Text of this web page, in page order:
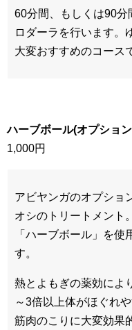
60分間、もしくは90分
ロダーラを行います。
大変おすすめのコース
ハーブボール(オプショ
1,000円
アビヤンガのオプショ
オシのトリートメント
「ハーブボール」を使
す。
熱とよもぎの薬効によ
～3倍以上体がほぐれ
筋肉のこりに大変効果